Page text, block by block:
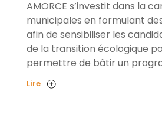
AMORCE s’investit dans la
municipales en formulant
afin de sensibiliser les
de la transition écologique
permettre de bâtir un
Lire